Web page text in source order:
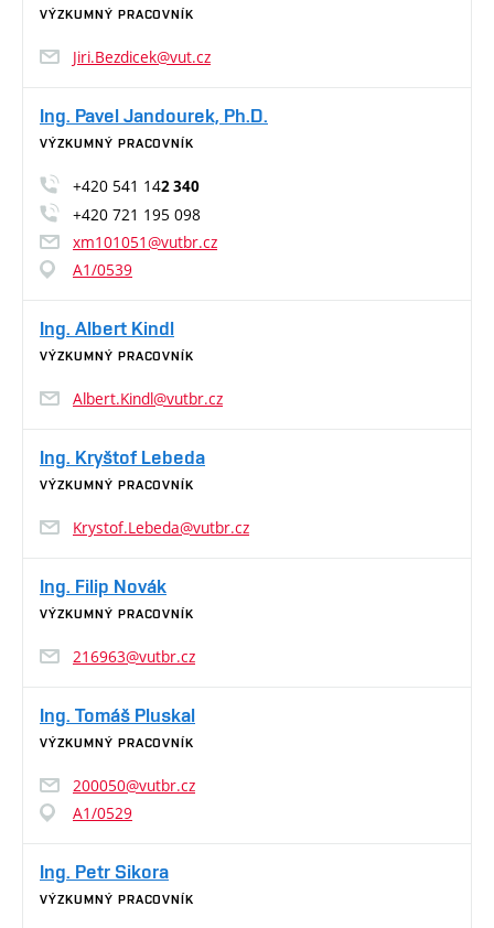
VÝZKUMNÝ PRACOVNÍK
Jiri.Bezdicek@vut.cz
Ing. Pavel Jandourek, Ph.D.
VÝZKUMNÝ PRACOVNÍK
+420 541 142 340
+420 721 195 098
xm101051@vutbr.cz
A1/0539
Ing. Albert Kindl
VÝZKUMNÝ PRACOVNÍK
Albert.Kindl@vutbr.cz
Ing. Kryštof Lebeda
VÝZKUMNÝ PRACOVNÍK
Krystof.Lebeda@vutbr.cz
Ing. Filip Novák
VÝZKUMNÝ PRACOVNÍK
216963@vutbr.cz
Ing. Tomáš Pluskal
VÝZKUMNÝ PRACOVNÍK
200050@vutbr.cz
A1/0529
Ing. Petr Sikora
VÝZKUMNÝ PRACOVNÍK